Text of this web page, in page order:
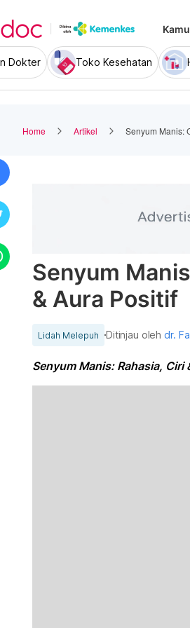
Dokter Toko Kesehatan
Home Artikel Senyum Manis:
Senyum
& Aura Positif
Lidah Melepuh Ditinjau olehdr.
Senyum Manis: Rahasia, Ciri